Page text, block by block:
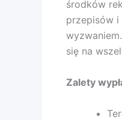
środków
przepisów
się na
Zalety